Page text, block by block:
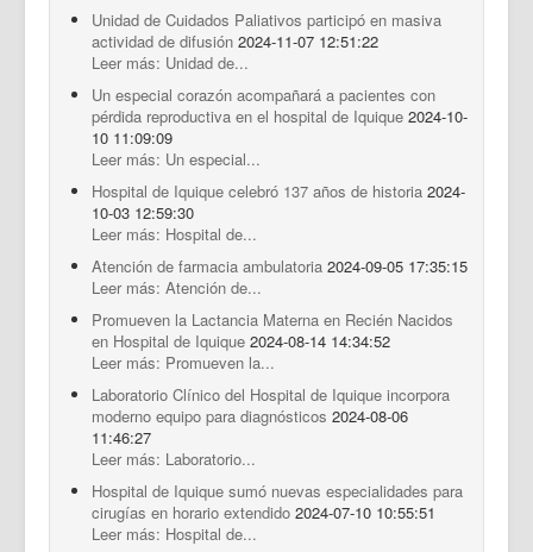
Unidad de Cuidados Paliativos participó en masiva
actividad de difusión 2024-11-07 12:51:22
Leer más: Unidad de...
Un especial corazón acompañará a pacientes con
pérdida reproductiva en el hospital de Iquique 2024-10-
10 11:09:09
Leer más: Un especial...
Hospital de Iquique celebró 137 años de historia 2024-
10-03 12:59:30
Leer más: Hospital de...
Atención de farmacia ambulatoria 2024-09-05 17:35:15
Leer más: Atención de...
Promueven la Lactancia Materna en Recién Nacidos
en Hospital de Iquique 2024-08-14 14:34:52
Leer más: Promueven la...
Laboratorio Clínico del Hospital de Iquique incorpora
moderno equipo para diagnósticos 2024-08-06
11:46:27
Leer más: Laboratorio...
Hospital de Iquique sumó nuevas especialidades para
cirugías en horario extendido 2024-07-10 10:55:51
Leer más: Hospital de...